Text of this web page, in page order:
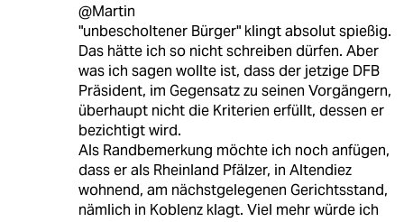
@Martin
"unbescholtener Bürger" klingt absolut spießig.
Das hätte ich so nicht schreiben dürfen. Aber
was ich sagen wollte ist, dass der jetzige DFB
Präsident, im Gegensatz zu seinen Vorgängern,
überhaupt nicht die Kriterien erfüllt, dessen er
bezichtigt wird.
Als Randbemerkung möchte ich noch anfügen,
dass er als Rheinland Pfälzer, in Altendiez
wohnend, am nächstgelegenen Gerichtsstand,
nämlich in Koblenz klagt. Viel mehr würde ich